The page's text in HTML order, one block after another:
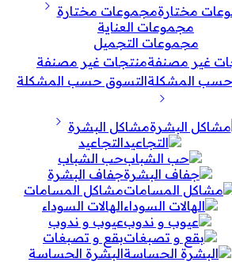
مجموعات مختارة
مجموعات العناية
مجموعات التجميل
منتجات غير مصنفة
التسوق حسب المشكلة
مشاكل البشرة
التجاعيد
حب الشباب
جفاف البشرة
مشاكل المسامات
الهالات السوداء
عيوب و ندوب
بقع و تصبغات
البشرة الحساسة